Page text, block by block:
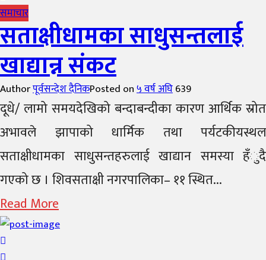
समाचार
सताक्षीधामका साधुसन्तलाई
खाद्यान्न संकट
Authorपूर्वसन्देश दैनिकPosted on५ वर्ष अघि639
दूधे/ लामो समयदेखिको बन्दाबन्दीका कारण आर्थिक स्रोत
अभावले झापाको धार्मिक तथा पर्यटकीयस्थल
सताक्षीधामका साधुसन्तहरुलाई खाद्यान समस्या हँुदै
गएको छ । शिवसताक्षी नगरपालिका– ११ स्थित...
Read More